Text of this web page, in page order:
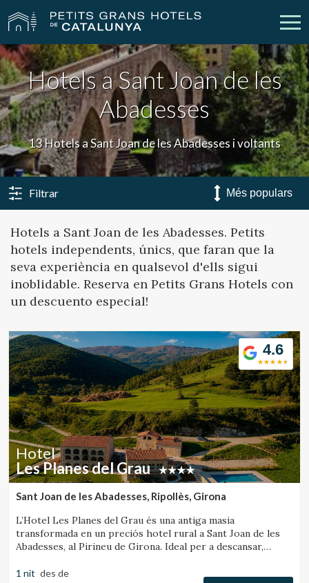
Els Nostres Hotels Escapades
Casaments Empreses
Xecs Regal Descobreix Catalunya
La meva reserva
vpn_key Inicia sessió person Crear compte
ES EN FR
Hotels a Sant Joan de les
Abadesses
13 Hotels a Sant Joan de les Abadesses i voltants
Filtrar
Hotels a Sant Joan de les Abadesses. Petits
hotels independents, únics, que faran que la
seva experiència en qualsevol d'ells sigui
inoblidable. Reserva en Petits Grans Hotels con
un descuento especial!
4.6
Hotel
Les Planes del Grau
Sant Joan de les Abadesses, Ripollès, Girona
L’Hotel Les Planes del Grau és una antiga masia
transformada en un preciós hotel rural a Sant Joan de les
Abadesses, al Pirineu de Girona. Ideal per a descansar,
1 nit des de